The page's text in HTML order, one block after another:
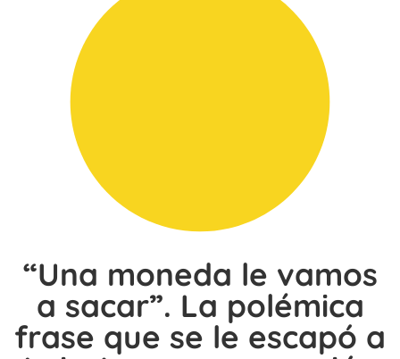
“Una moneda le vamos
a sacar”. La polémica
frase que se le escapó a